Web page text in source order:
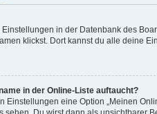
in der Datenbank des
klickst. Dort kannst du alle deine
in der Online-Liste auftaucht?
Einstellungen eine Option „Meinen